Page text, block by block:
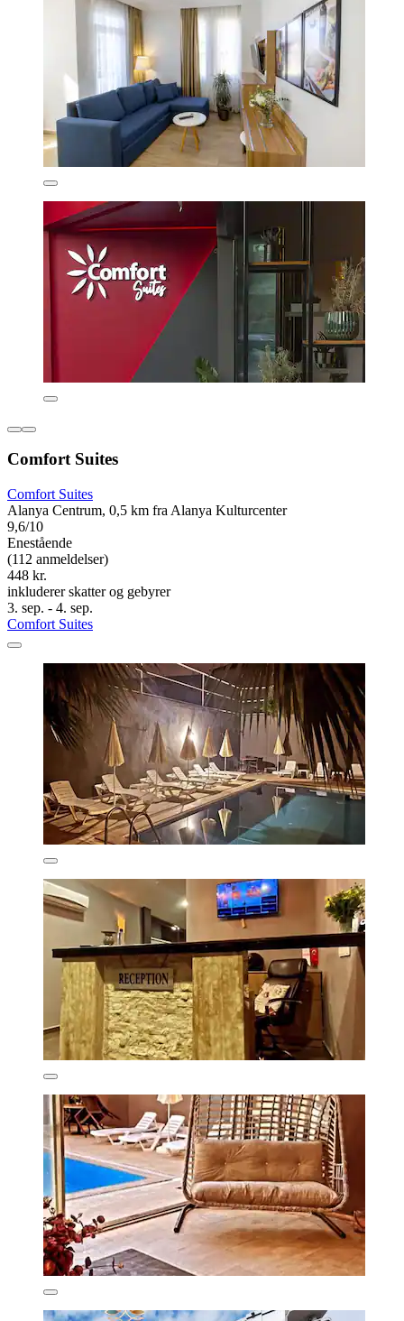
Comfort Suites
Comfort Suites
Alanya Centrum, 0,5 km fra Alanya Kulturcenter
9,6/10
Enestående
(112 anmeldelser)
448 kr.
inkluderer skatter og gebyrer
3. sep. - 4. sep.
Comfort Suites